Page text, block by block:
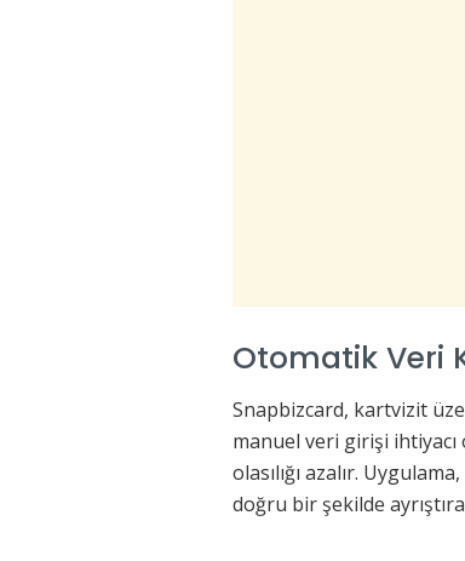
Otomatik Veri
Snapbizcard, kartvizit
manuel veri girişi
olasılığı azalır.
doğru bir şekilde